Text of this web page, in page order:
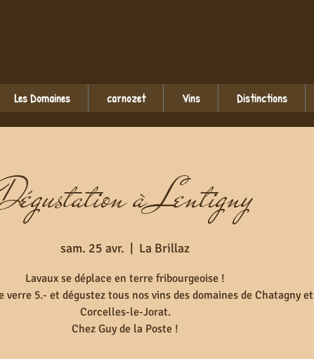
Les Domaines carnozet Vins Distinctions
à Lentigny
sam. 25 avr. La Brillaz
Lavaux se déplace en terre fribourgeoise !
verre 5.- et dégustez tous nos vins des domaines de Chatagny et
Corcelles-le-Jorat.
Chez Guy de la Poste !